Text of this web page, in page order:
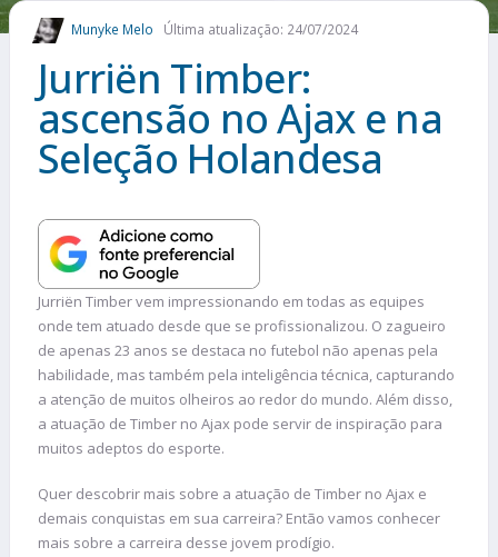
MAIS ESPORTES
Munyke Melo Última atualização: 24/07/2024
Jurriën Timber:
ascensão no Ajax e na
Seleção Holandesa
Jurriën Timber vem impressionando em todas as equipes
onde tem atuado desde que se profissionalizou. O zagueiro
de apenas 23 anos se destaca no futebol não apenas pela
habilidade, mas também pela inteligência técnica, capturando
a atenção de muitos olheiros ao redor do mundo. Além disso,
a atuação de Timber no Ajax pode servir de inspiração para
muitos adeptos do esporte.
Quer descobrir mais sobre a atuação de Timber no Ajax e
demais conquistas em sua carreira? Então vamos conhecer
mais sobre a carreira desse jovem prodígio.